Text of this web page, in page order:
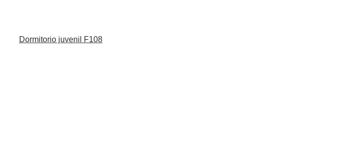
Dormitorio juvenil F108